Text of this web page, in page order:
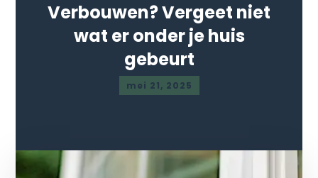
Verbouwen? Vergeet niet
wat er onder je huis
gebeurt
mei 21, 2025